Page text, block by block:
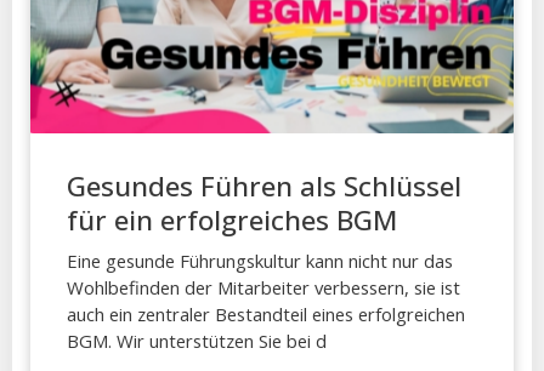
Gesundes Führen als Schlüssel
für ein erfolgreiches BGM
Eine gesunde Führungskultur kann nicht nur das
Wohlbefinden der Mitarbeiter verbessern, sie ist
auch ein zentraler Bestandteil eines erfolgreichen
BGM. Wir unterstützen Sie bei d